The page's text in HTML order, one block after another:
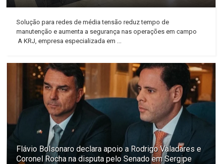
Solução para redes de média tensão reduz tempo de
manutenção e aumenta a segurança nas operações em campo
A KRJ, empresa especializada em ...
Flávio Bolsonaro declara apoio a Rodrigo Valadares e
Coronel Rocha na disputa pelo Senado em Sergipe